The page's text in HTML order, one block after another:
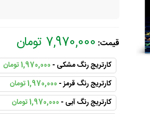
قیمت: 7,970,000 تومان
کارتریج رنگ مشکی - 1,970,000 تومان
کارتریج رنگ قرمز - 1,970,000 تومان
کارتریج رنگ آبی - 1,970,000 تومان